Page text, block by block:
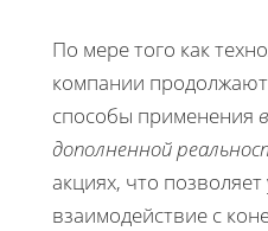
По мере того как
компании
способы применения
дополненной
акциях, что
взаимодействие с